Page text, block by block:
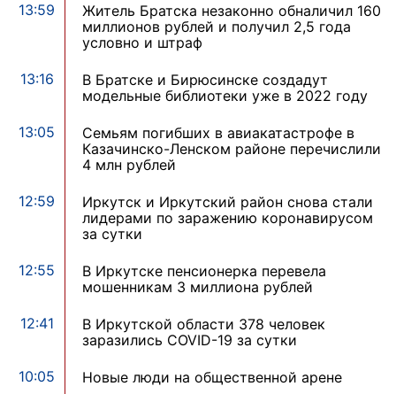
13:59
Житель Братска незаконно обналичил 160
миллионов рублей и получил 2,5 года
условно и штраф
13:16
В Братске и Бирюсинске создадут
модельные библиотеки уже в 2022 году
13:05
Семьям погибших в авиакатастрофе в
Казачинско-Ленском районе перечислили
4 млн рублей
12:59
Иркутск и Иркутский район снова стали
лидерами по заражению коронавирусом
за сутки
12:55
В Иркутске пенсионерка перевела
мошенникам 3 миллиона рублей
12:41
В Иркутской области 378 человек
заразились COVID-19 за сутки
10:05 Новые люди на общественной арене